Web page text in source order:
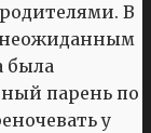
В
неожиданным
была
парень по
у